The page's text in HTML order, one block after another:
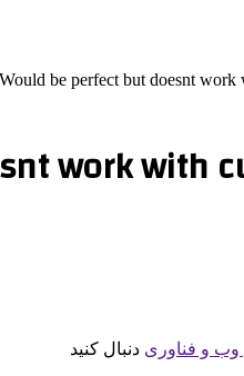
Would be perfect but doesnt work
work with
وب و فناوری دنبال کنید